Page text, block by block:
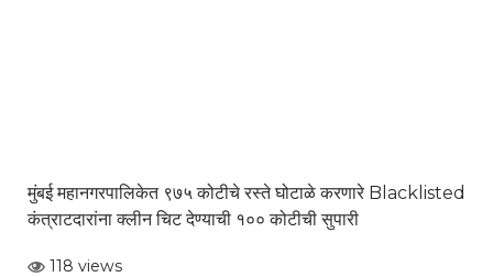
मुंबई महानगरपालिकेत ९७५ कोटीचे रस्ते घोटाळे करणारे Blacklisted
कंत्राटदारांना क्लीन चिट देण्याची १०० कोटीची सुपारी
118 views